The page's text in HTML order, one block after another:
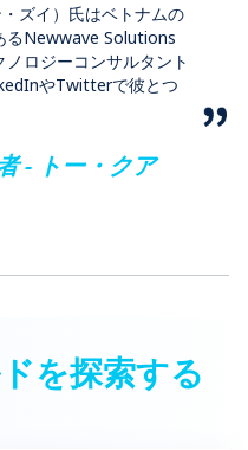
ズイ）氏はベトナムの
るNewwave Solutions
ロジーコンサルタント
やTwitterで彼とつ
- トー・クア
を探索する